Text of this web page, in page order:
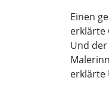
Einen
erklärte
Und
erklärte